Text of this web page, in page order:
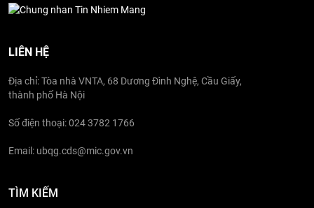
LIÊN HỆ
Địa chỉ: Tòa nhà VNTA, 68 Dương Đình Nghệ, Cầu Giấy,
thành phố Hà Nội
Số điện thoại: 024 3782 1766
Email: ubqg.cds@mic.gov.vn
TÌM KIẾM